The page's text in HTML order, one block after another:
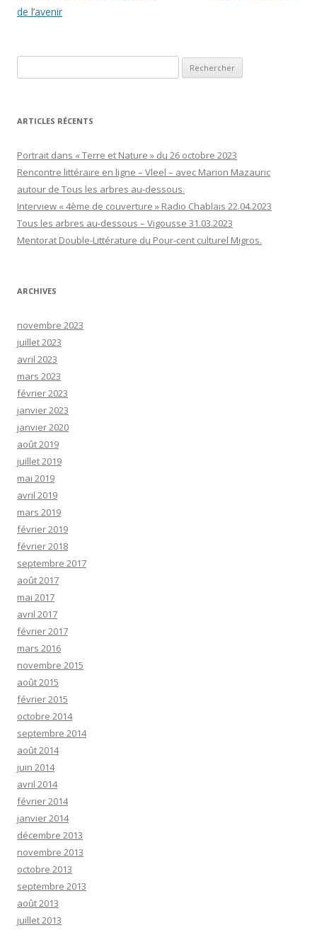
articles
de l’avenir
ARTICLES RÉCENTS
Portrait dans « Terre et Nature » du 26 octobre 2023
Rencontre littéraire en ligne – Vleel – avec Marion Mazauric
autour de Tous les arbres au-dessous.
Interview « 4ème de couverture » Radio Chablais 22.04.2023
Tous les arbres au-dessous – Vigousse 31.03.2023
Mentorat Double-Littérature du Pour-cent culturel Migros.
ARCHIVES
novembre 2023
juillet 2023
avril 2023
mars 2023
février 2023
janvier 2023
janvier 2020
août 2019
juillet 2019
mai 2019
avril 2019
mars 2019
février 2019
février 2018
septembre 2017
août 2017
mai 2017
avril 2017
février 2017
mars 2016
novembre 2015
août 2015
février 2015
octobre 2014
septembre 2014
août 2014
juin 2014
avril 2014
février 2014
janvier 2014
décembre 2013
novembre 2013
octobre 2013
septembre 2013
août 2013
juillet 2013